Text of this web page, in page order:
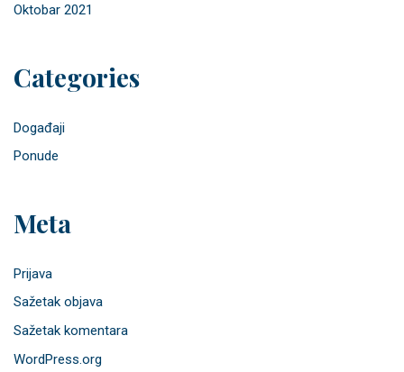
Oktobar 2021
Categories
Događaji
Ponude
Meta
Prijava
Sažetak objava
Sažetak komentara
WordPress.org